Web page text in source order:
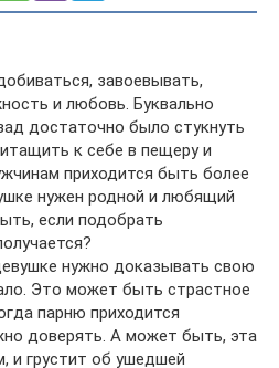
завоевывать,
и любовь. Буквально
достаточно было стукнуть
к себе в пещеру и
приходится быть более
нужен родной и любящий
если подобрать
нужно доказывать свою
Это может быть страстное
парню приходится
доверять. А может быть, эта
и грустит об ушедшей